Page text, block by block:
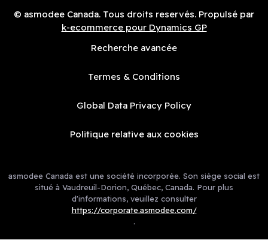
© asmodee Canada. Tous droits reservés. Propulsé par
k-ecommerce pour Dynamics GP
Recherche avancée
Termes & Conditions
Global Data Privacy Policy
Politique relative aux cookies
asmodee Canada est une société incorporée. Son siège social est
situé à Vaudreuil-Dorion, Québec, Canada. Pour plus
d'informations, veuillez consulter
https://corporate.asmodee.com/
.